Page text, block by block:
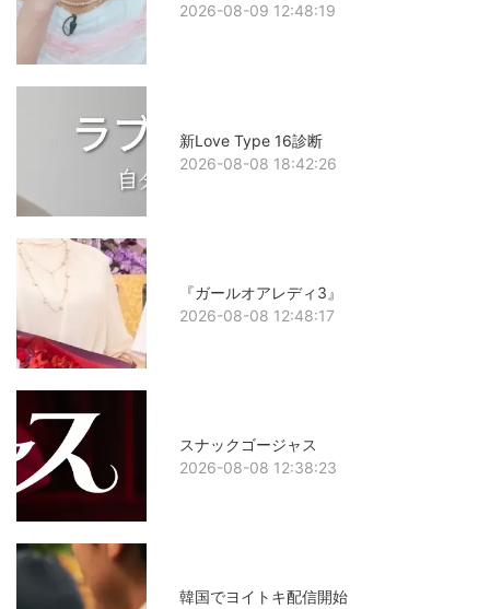
2026-08-09 12:48:19
新Love Type 16診断
2026-08-08 18:42:26
『ガールオアレディ3』
2026-08-08 12:48:17
スナックゴージャス
2026-08-08 12:38:23
韓国でヨイトキ配信開始